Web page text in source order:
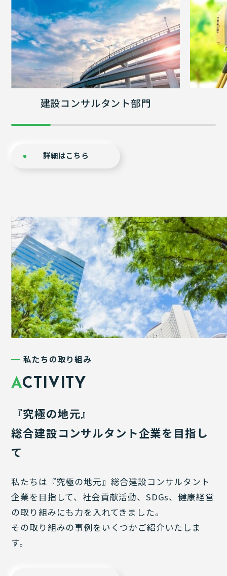
建設コンサルタント部門
詳細はこちら
私たちの取り組み
ACTIVITY
『究極の地元』
総合建設コンサルタント企業を⽬指し
て
私たちは『究極の地元』総合建設コンサルタント
企業を⽬指して、社会貢献活動、SDGs、健康経営
の取り組みにも⼒を⼊れてきました。
その取り組みの事例をいくつかご紹介いたしま
す。